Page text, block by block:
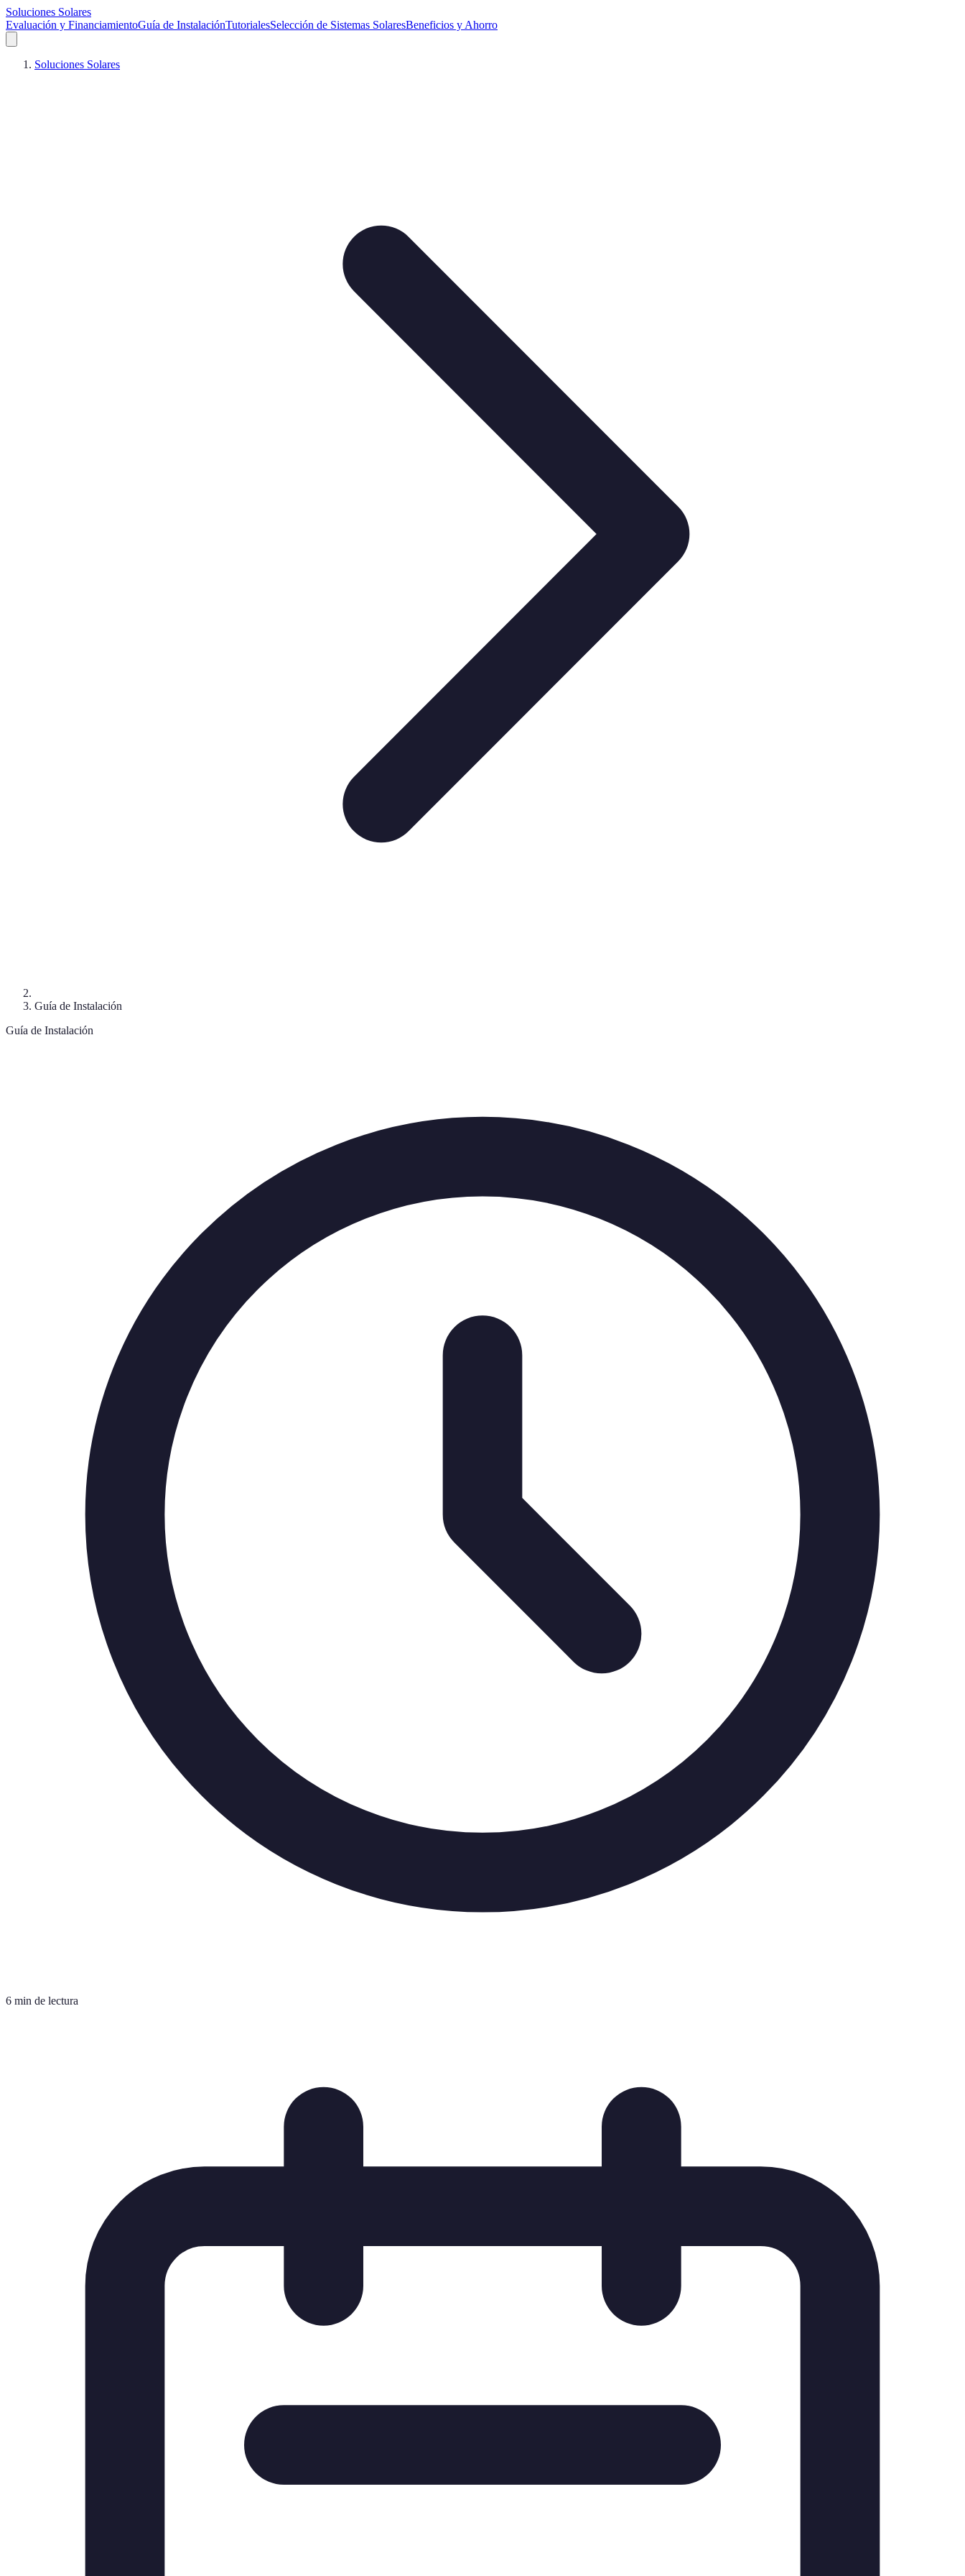
Soluciones Solares
Evaluación y FinanciamientoGuía de InstalaciónTutorialesSelección de Sistemas SolaresBeneficios y Ahorro
Soluciones Solares
Guía de Instalación
Guía de Instalación
6 min de lectura